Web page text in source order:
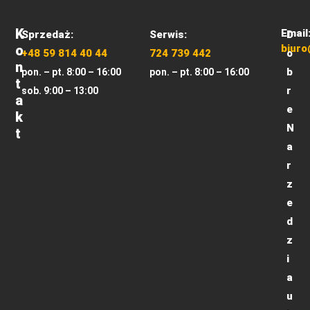
K
O
N
T
A
K
T
Sprzedaż:
+48 59 814 40 44
pon. – pt. 8:00 – 16:00
sob. 9:00 – 13:00
Serwis:
724 739 442
pon. – pt. 8:00 – 16:00
Email:
D
o
b
r
e
N
a
r
z
e
d
z
i
a
u